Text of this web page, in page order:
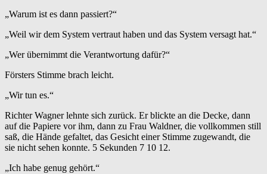
„Warum ist es dann passiert?“
„Weil wir dem System vertraut haben und das System versagt hat.“
„Wer übernimmt die Verantwortung dafür?“
Försters Stimme brach leicht.
„Wir tun es.“
Richter Wagner lehnte sich zurück. Er blickte an die Decke, dann
auf die Papiere vor ihm, dann zu Frau Waldner, die vollkommen still
saß, die Hände gefaltet, das Gesicht einer Stimme zugewandt, die
sie nicht sehen konnte. 5 Sekunden 7 10 12.
„Ich habe genug gehört.“